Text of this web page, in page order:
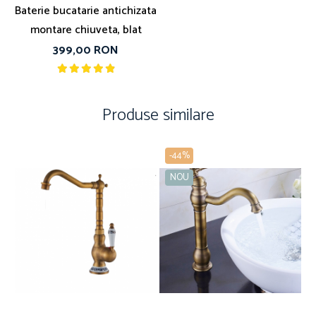
Baterie bucatarie antichizata
montare chiuveta, blat
399,00 RON
Produse similare
-44%
NOU